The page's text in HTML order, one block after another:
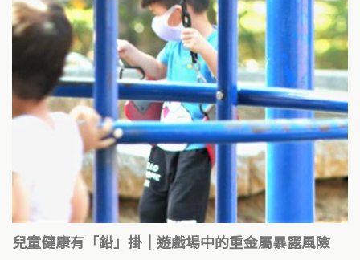
兒童健康有「鉛」掛｜遊戲場中的重金屬暴露風險